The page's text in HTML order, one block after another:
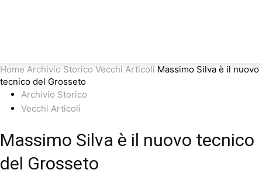
Home Archivio Storico Vecchi Articoli Massimo Silva è il nuovo
tecnico del Grosseto
Archivio Storico
Vecchi Articoli
Massimo Silva è il nuovo tecnico
del Grosseto